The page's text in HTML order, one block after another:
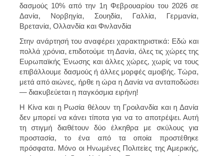
δασμούς 10% από την 1η Φεβρουαρίου του 2026 σε
Δανία, Νορβηγία, Σουηδία, Γαλλία, Γερμανία,
Βρετανία, Ολλανδία και Φινλανδία
Στην ανάρτησή του αναφέρει χαρακτηριστικά: Εδώ και
πολλά χρόνια, επιδοτούμε τη Δανία, όλες τις χώρες της
Ευρωπαϊκής Ένωσης και άλλες χώρες, χωρίς να τους
επιβάλλουμε δασμούς ή άλλες μορφές αμοιβής. Τώρα,
μετά από αιώνες, ήρθε η ώρα η Δανία να ανταποδώσει
— διακυβεύεται η παγκόσμια ειρήνη!
Η Κίνα και η Ρωσία θέλουν τη Γροιλανδία και η Δανία
δεν μπορεί να κάνει τίποτα για να το αποτρέψει. Αυτή
τη στιγμή διαθέτουν δύο έλκηθρα με σκύλους για
προστασία, το ένα από τα οποία προστέθηκε
πρόσφατα. Μόνο οι Ηνωμένες Πολιτείες της Αμερικής,